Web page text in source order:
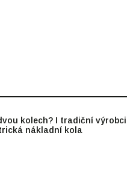
kolech? I tradiční výrobci
nákladní kola